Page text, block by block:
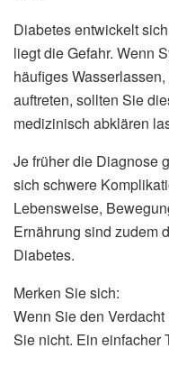
Diabetes entwickelt
liegt die Gefahr. Wenn
häufiges
auftreten, sollten Sie
medizinisch abklären
Je früher die Diagnose
sich schwere
Lebensweise,
Ernährung sind zudem
Diabetes.
Merken Sie sich:
Wenn Sie den
Sie nicht. Ein einfacher